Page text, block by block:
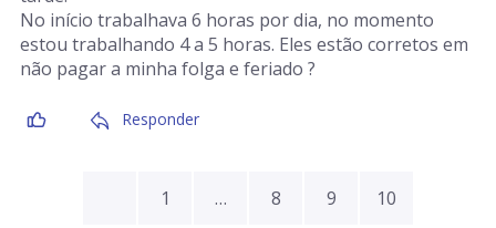
No início trabalhava 6 horas por dia, no momento
estou trabalhando 4 a 5 horas. Eles estão corretos em
não pagar a minha folga e feriado ?
Responder
1 … 8 9 10